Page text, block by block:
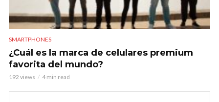
SMARTPHONES
¿Cuál es la marca de celulares premium
favorita del mundo?
192 views 4 min read